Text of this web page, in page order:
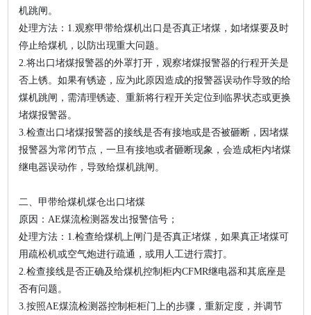
机跳闸。
处理方法：1.观察甲带给煤机出口是否真正堵煤，如堵煤要及时
停止给煤机，以防出现重大问题。
2.将出口堵煤报警器的外罩打开，观察堵煤报警器的行程开关是
否上锈。如果有锈迹，应为此原因造成的报警器误动作导致的给
煤机跳闸，需清理锈迹、重新将行程开关定位到临界状态或更换
堵煤报警器。
3.检查出口堵煤报警器的接线是否有接地或是否被砸断，因堵煤
报警器为常闭节点，一旦有接地或者砸断现象，会造成柜内堵煤
继电器误动作，导致给煤机跳闸。
二、甲带给煤机煤仓出口堵煤
原因：AE煤流检测器发出报警信号；
处理方法：1.检查给煤机上闸门是否真正堵煤，如果真正堵煤可
用疏松机或空气炮进行疏通，或用人工进行震打。
2.检查接线是否正确及给煤机控制柜内CFMR继电器和其底座是
否有问题。
3.按照AE煤流检测器控制柜柜门上的步骤，重新定度，并调节